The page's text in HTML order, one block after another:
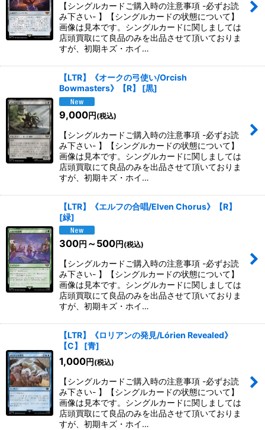
【シングルカードご購入時の注意事項 -必ずお読
み下さい- 】【シングルカードの状態について】
画像は見本です。シングルカードに関しましては
店頭買取にて良品のみを出品させて頂いておりま
すが、初期キズ・ホイ…
【LTR】《オークの弓使い/Orcish
Bowmasters》【R】
[黒]
9,000円 (税込)
【シングルカードご購入時の注意事項 -必ずお読
み下さい- 】【シングルカードの状態について】
画像は見本です。シングルカードに関しましては
店頭買取にて良品のみを出品させて頂いておりま
すが、初期キズ・ホイ…
【LTR】《エルフの合唱/Elven Chorus》【R】
[緑]
300円 ～500円 (税込)
【シングルカードご購入時の注意事項 -必ずお読
み下さい- 】【シングルカードの状態について】
画像は見本です。シングルカードに関しましては
店頭買取にて良品のみを出品させて頂いておりま
すが、初期キズ・ホイ…
【LTR】《ロリアンの発見/Lórien Revealed》
【C】
[青]
1,000円 (税込)
【シングルカードご購入時の注意事項 -必ずお読
み下さい- 】【シングルカードの状態について】
画像は見本です。シングルカードに関しましては
店頭買取にて良品のみを出品させて頂いておりま
すが、初期キズ・ホイ…